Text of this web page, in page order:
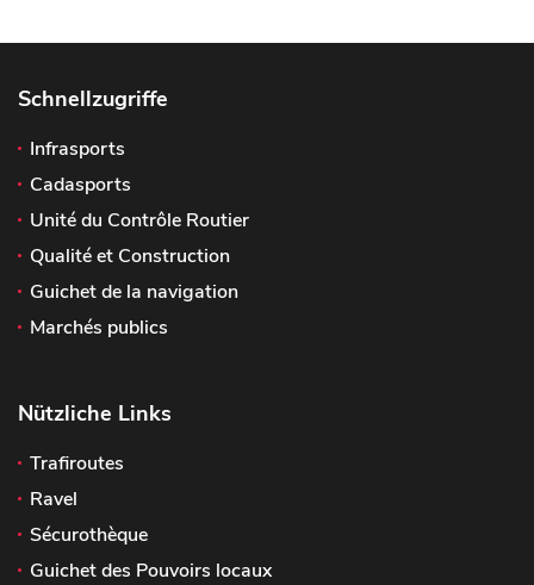
Schnellzugriffe
Infrasports
Cadasports
Unité du Contrôle Routier
Qualité et Construction
Guichet de la navigation
Marchés publics
Nützliche Links
Trafiroutes
Ravel
Sécurothèque
Guichet des Pouvoirs locaux